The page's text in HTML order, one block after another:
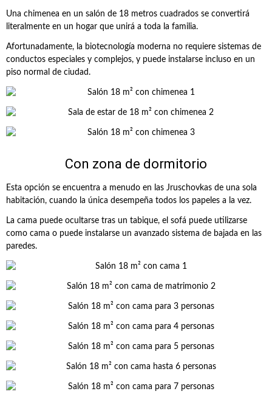
Una chimenea en un salón de 18 metros cuadrados se convertirá
literalmente en un hogar que unirá a toda la familia.
Afortunadamente, la biotecnología moderna no requiere sistemas de
conductos especiales y complejos, y puede instalarse incluso en un
piso normal de ciudad.
Con zona de dormitorio
Esta opción se encuentra a menudo en las Jruschovkas de una sola
habitación, cuando la única desempeña todos los papeles a la vez.
La cama puede ocultarse tras un tabique, el sofá puede utilizarse
como cama o puede instalarse un avanzado sistema de bajada en las
paredes.